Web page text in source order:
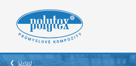
Tradiční
český
výrobce
Úvod